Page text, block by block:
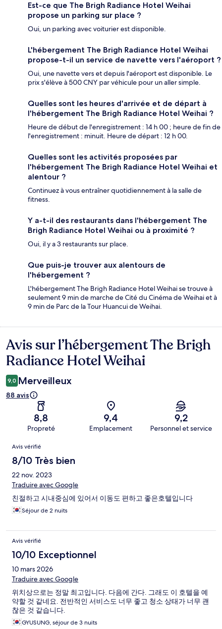
Est-ce que The Brigh Radiance Hotel Weihai
propose un parking sur place ?
Oui, un parking avec voiturier est disponible.
L'hébergement The Brigh Radiance Hotel Weihai
propose-t-il un service de navette vers l'aéroport ?
Oui, une navette vers et depuis l'aéroport est disponible. Le
prix s'élève à 500 CNY par véhicule pour un aller simple.
Quelles sont les heures d'arrivée et de départ à
l'hébergement The Brigh Radiance Hotel Weihai ?
Heure de début de l'enregistrement : 14 h 00 ; heure de fin de
l'enregistrement : minuit. Heure de départ : 12 h 00.
Quelles sont les activités proposées par
l'hébergement The Brigh Radiance Hotel Weihai et
alentour ?
Continuez à vous entraîner quotidiennement à la salle de
fitness.
Y a-t-il des restaurants dans l'hébergement The
Brigh Radiance Hotel Weihai ou à proximité ?
Oui, il y a 3 restaurants sur place.
Que puis-je trouver aux alentours de
l'hébergement ?
L'hébergement The Brigh Radiance Hotel Weihai se trouve à
seulement 9 min de marche de Cité du Cinéma de Weihai et à
9 min de Parc de la Tour Huancui de Weihai.
Avis
Avis sur l’hébergement The Brigh
Radiance Hotel Weihai
9,0 Merveilleux
88 avis
8,8
Propreté
9,4
Emplacement
9,2
Personnel et service
Avis
Avis vérifié
8/10 Très bien
22 nov. 2023
Traduire avec Google
친절하고 시내중심에 있어서 이동도 편하고 좋은호텔입니다
Séjour de 2 nuits
Avis vérifié
10/10 Exceptionnel
10 mars 2026
Traduire avec Google
위치상으로는 정말 최고입니다. 다음에 간다. 그래도 이 호텔을 예
약할 것 같네요. 전반적인 서비스도 너무 좋고 청소 상태가 너무 괜
찮은 것 같습니다.
GYUSUNG, séjour de 3 nuits